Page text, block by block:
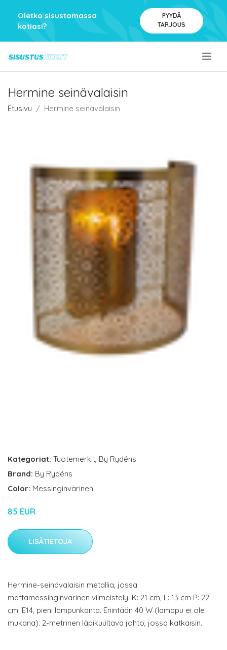
Oletko sisustamassa
kotiasi?
PYYDÄ
TARJOUS
Hermine seinävalaisin
Etusivu Hermine seinävalaisin
Kategoriat: Tuotemerkit, By Rydéns
Brand: By Rydéns
Color: Messinginvärinen
85 EUR
LISÄTIETOJA
Hermine-seinävalaisin metallia, jossa
mattamessinginvärinen viimeistely. K: 21 cm, L: 13 cm P: 22
cm. E14, pieni lampunkanta. Enintään 40 W (lamppu ei ole
mukana). 2-metrinen läpikuultava johto, jossa katkaisin.